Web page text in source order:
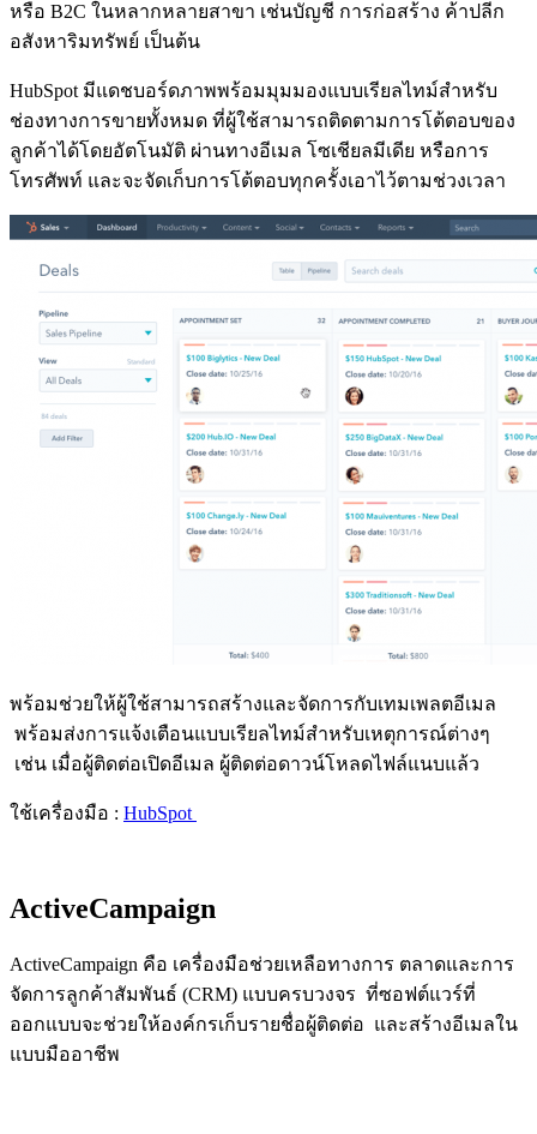
หรือ B2C ในหลากหลายสาขา เช่นบัญชี การก่อสร้าง ค้าปลีก
อสังหาริมทรัพย์ เป็นต้น
HubSpot มีแดชบอร์ดภาพพร้อมมุมมองแบบเรียลไทม์สำหรับ
ช่องทางการขายทั้งหมด ที่ผู้ใช้สามารถติดตามการโต้ตอบของ
ลูกค้าได้โดยอัตโนมัติ ผ่านทางอีเมล โซเชียลมีเดีย หรือการ
โทรศัพท์ และจะจัดเก็บการโต้ตอบทุกครั้งเอาไว้ตามช่วงเวลา
พร้อมช่วยให้ผู้ใช้สามารถสร้างและจัดการกับเทมเพลตอีเมล
พร้อมส่งการแจ้งเตือนแบบเรียลไทม์สำหรับเหตุการณ์ต่างๆ
เช่น เมื่อผู้ติดต่อเปิดอีเมล ผู้ติดต่อดาวน์โหลดไฟล์แนบแล้ว
ใช้เครื่องมือ : HubSpot
ActiveCampaign
ActiveCampaign คือ เครื่องมือช่วยเหลือทางการ ตลาดและการ
จัดการลูกค้าสัมพันธ์ (CRM) แบบครบวงจร ที่ซอฟต์แวร์ที่
ออกแบบจะช่วยให้องค์กรเก็บรายชื่อผู้ติดต่อ และสร้างอีเมลใน
แบบมืออาชีพ